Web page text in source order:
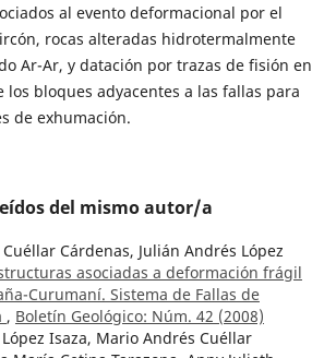
al evento deformacional por el
rocas alteradas hidrotermalmente
Ar-Ar, y datación por trazas de fisión en
los bloques adyacentes a las fallas para
de exhumación.
del mismo autor/a
Cárdenas, Julián Andrés López
asociadas a deformación frágil
Curumaní. Sistema de Fallas de
, Boletín Geológico: Núm. 42 (2008)
Isaza, Mario Andrés Cuéllar